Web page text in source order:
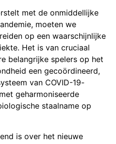
met de onmiddellijke
moeten we
op een waarschijnlijke
Het is van cruciaal
belangrijke spelers op het
een gecoördineerd,
van COVID-19-
geharmoniseerde
staalname op
is over het nieuwe